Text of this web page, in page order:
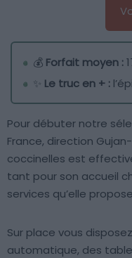
💰 Forfait moyen :
✨ Le truc en + :
Pour débuter notre
France, direction
coccinelles est
tant pour son accueil
services qu’elle
Sur place vous
automatique, des